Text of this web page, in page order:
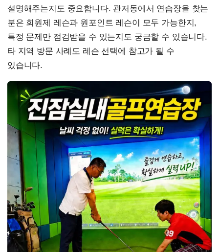
설명해주는지도 중요합니다. 관저동에서 연습장을 찾는
분은 회원제 레슨과 원포인트 레슨이 모두 가능한지,
특정 문제만 점검받을 수 있는지도 궁금할 수 있습니다.
타 지역 방문 사례도 레슨 선택에 참고가 될 수
있습니다.